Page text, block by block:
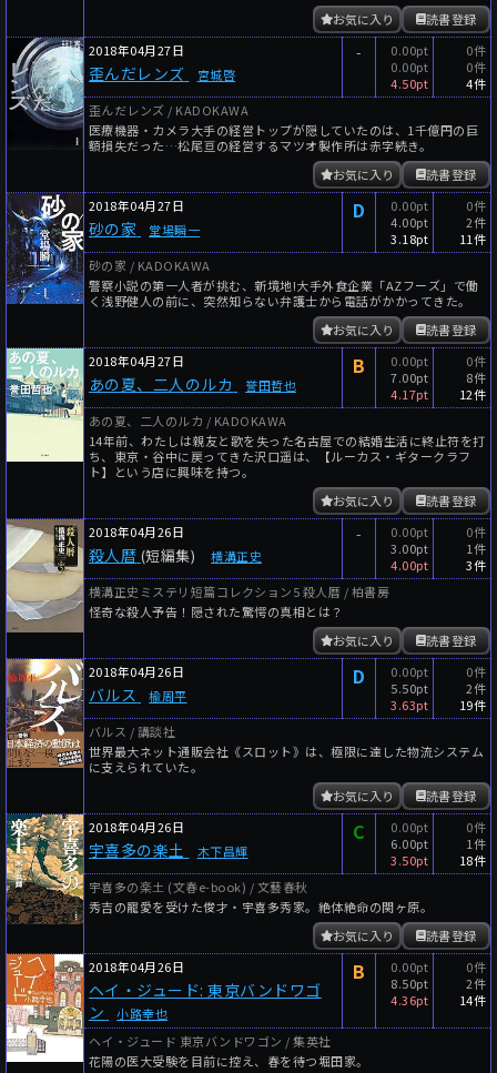
読書登録
お気に入り
2018年04月27日
歪んだレンズ 宮城啓
-
0.00pt
0.00pt
4.50pt
0件
0件
4件
歪んだレンズ / KADOKAWA
医療機器・カメラ大手の経営トップが隠していたのは、1千億円の巨
額損失だった…松尾亘の経営するマツオ製作所は赤字続き。
読書登録
お気に入り
2018年04月27日
砂の家 堂場瞬一
D
0.00pt
4.00pt
3.18pt
0件
2件
11件
砂の家 / KADOKAWA
警察小説の第一人者が挑む、新境地!大手外食企業「AZフーズ」で働
く浅野健人の前に、突然知らない弁護士から電話がかかってきた。
読書登録
お気に入り
2018年04月27日
あの夏、二人のルカ 誉田哲也
B
0.00pt
7.00pt
4.17pt
0件
8件
12件
あの夏、二人のルカ / KADOKAWA
14年前、わたしは親友と歌を失った名古屋での結婚生活に終止符を打
ち、東京・谷中に戻ってきた沢口遥は、【ルーカス・ギタークラフ
ト】という店に興味を持つ。
読書登録
お気に入り
2018年04月26日
殺人暦 (短編集) 横溝正史
-
0.00pt
3.00pt
4.00pt
0件
1件
3件
横溝正史ミステリ短篇コレクション5 殺人暦 / 柏書房
怪奇な殺人予告！隠された驚愕の真相とは？
読書登録
お気に入り
2018年04月26日
バルス 楡周平
D
0.00pt
5.50pt
3.63pt
0件
2件
19件
バルス / 講談社
世界最大ネット通販会社《スロット》は、極限に達した物流システム
に支えられていた。
読書登録
お気に入り
2018年04月26日
宇喜多の楽土 木下昌輝
C
0.00pt
6.00pt
3.50pt
0件
1件
18件
宇喜多の楽土 (文春e-book) / 文藝春秋
秀吉の寵愛を受けた俊才・宇喜多秀家。絶体絶命の関ヶ原。
読書登録
お気に入り
2018年04月26日
ヘイ・ジュード: 東京バンドワゴ
ン
小路幸也
B
0.00pt
8.50pt
4.36pt
0件
2件
14件
ヘイ・ジュード 東京バンドワゴン / 集英社
花陽の医大受験を目前に控え、春を待つ堀田家。